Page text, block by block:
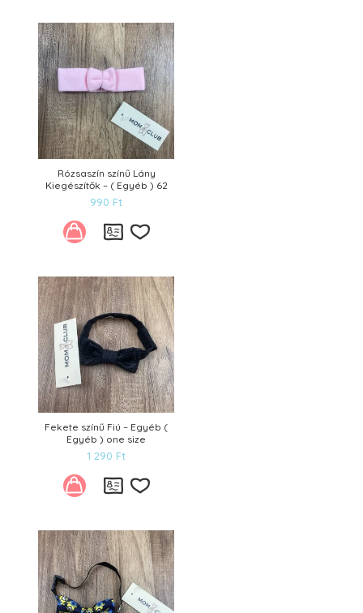
Kívánságlistára
Rózsaszín színű Lány
Kiegészítők – ( Egyéb ) 62
990 Ft
Kívánságlistára
Fekete színű Fiú – Egyéb (
Egyéb ) one size
1 290 Ft
Kívánságlistára